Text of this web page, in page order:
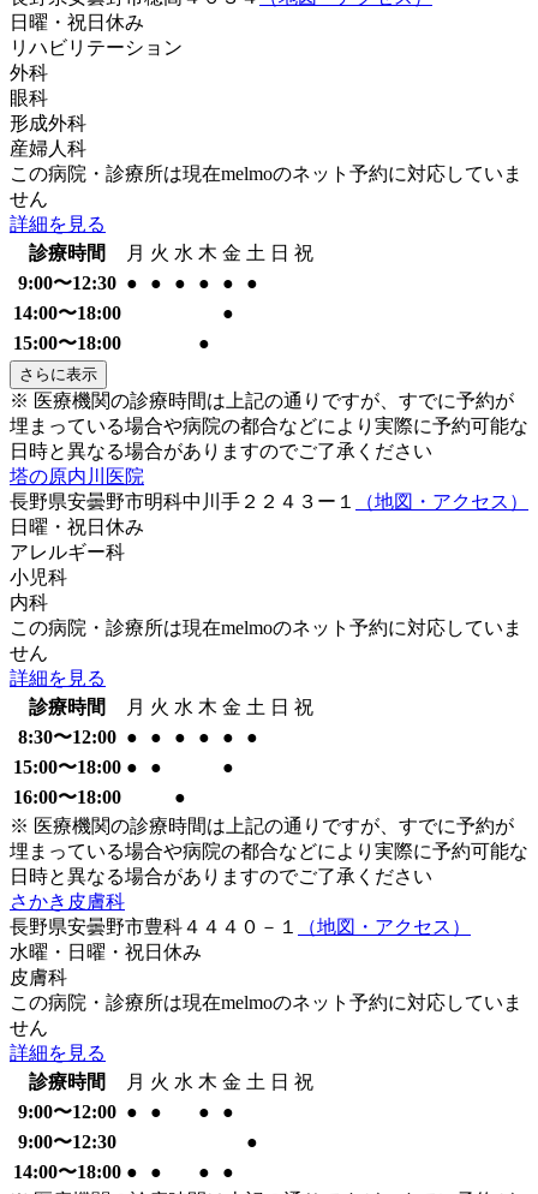
日曜・祝日 休み
リハビリテーション
外科
眼科
形成外科
産婦人科
この病院・診療所は現在melmoのネット予約に対応していま
せん
詳細を見る
診療時間
月 火 水 木 金 土 日 祝
9:00〜12:30 ● ● ● ● ●
●
14:00〜18:00
●
15:00〜18:00
●
さらに表示
※ 医療機関の診療時間は上記の通りですが、すでに予約が
埋まっている場合や病院の都合などにより実際に予約可能な
日時と異なる場合がありますのでご了承ください
塔の原内川医院
長野県安曇野市明科中川手２２４３ー１
（地図・アクセス）
日曜・祝日 休み
アレルギー科
小児科
内科
この病院・診療所は現在melmoのネット予約に対応していま
せん
詳細を見る
診療時間
月 火 水 木 金 土 日 祝
8:30〜12:00 ● ● ● ● ●
●
15:00〜18:00 ● ●
●
16:00〜18:00
●
※ 医療機関の診療時間は上記の通りですが、すでに予約が
埋まっている場合や病院の都合などにより実際に予約可能な
日時と異なる場合がありますのでご了承ください
さかき皮膚科
長野県安曇野市豊科４４４０－１
（地図・アクセス）
水曜・日曜・祝日 休み
皮膚科
この病院・診療所は現在melmoのネット予約に対応していま
せん
詳細を見る
診療時間
月 火 水 木 金 土 日 祝
9:00〜12:00 ● ● ●
●
9:00〜12:30
●
14:00〜18:00 ● ● ●
●